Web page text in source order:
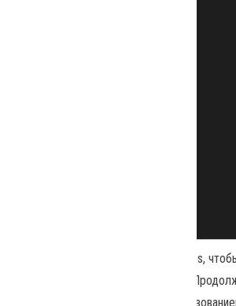
Наш сайт использует файлы cookies,
и повысить эффективность сайта.
сайтом, вы соглашаетесь с